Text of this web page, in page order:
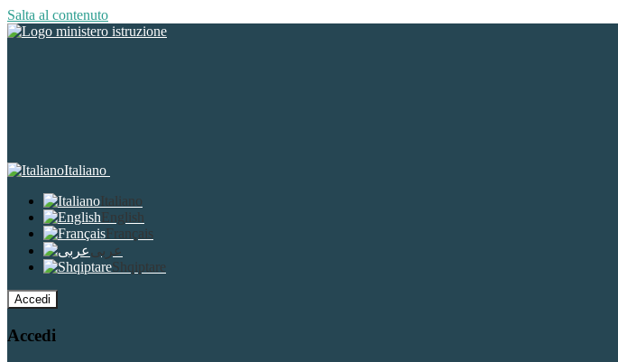
Salta al contenuto
Italiano
Italiano
English
Français
عربى
Shqiptare
Accedi
Accedi